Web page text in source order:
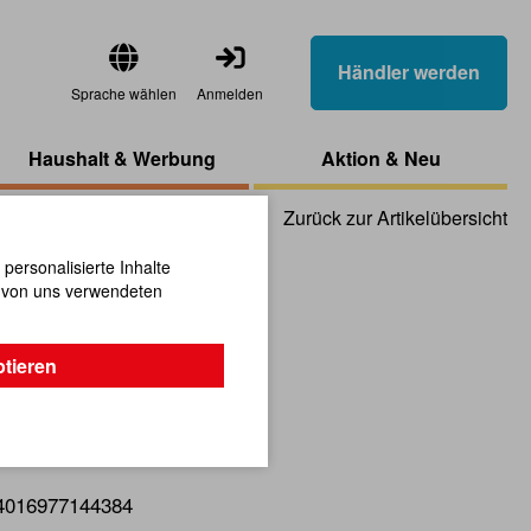
Sprache wählen Anmelden
Händler werden
Haushalt & Werbung Aktion & Neu
Zurück zur Artikelübersicht
Inhalte
uns verwendeten